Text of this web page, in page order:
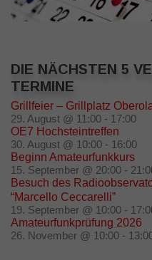
DIE NÄCHSTEN 5
TERMINE
Grillfeier – Grillplatz
29. August @ 11:00 - 17:00
OE7 Hochsteintreffen
30. August @ 10:00 - 16:00
Beginn Amateurfunkkurs
15. September @ 20:00 -
Besuch des
“Marcello Ceccarelli”
19. September @ 10:00 -
Amateurfunkprüfung 2026
26. November @ 10:00 -